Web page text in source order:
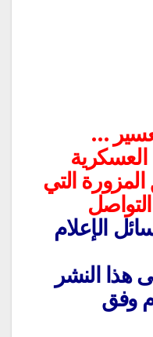
…
العسكرية
التي
الإعلام
هذا النشر
وفق